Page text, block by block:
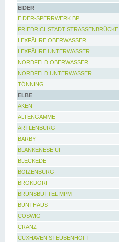
EIDER
EIDER-SPERRWERK BP
FRIEDRICHSTADT STRASSENBRÜCKE
LEXFÄHRE OBERWASSER
LEXFÄHRE UNTERWASSER
NORDFELD OBERWASSER
NORDFELD UNTERWASSER
TÖNNING
ELBE
AKEN
ALTENGAMME
ARTLENBURG
BARBY
BLANKENESE UF
BLECKEDE
BOIZENBURG
BROKDORF
BRUNSBÜTTEL MPM
BUNTHAUS
COSWIG
CRANZ
CUXHAVEN STEUBENHÖFT